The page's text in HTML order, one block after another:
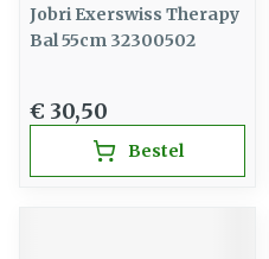
Jobri Exerswiss Therapy
Bal 55cm 32300502
€ 30,50
Bestel